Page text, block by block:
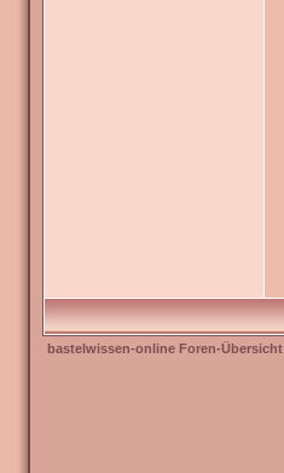
bastelwissen-online Foren-Übersicht